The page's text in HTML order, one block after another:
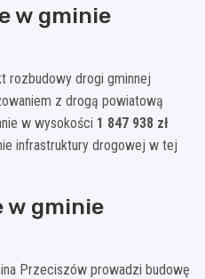
w gminie
rozbudowy drogi gminnej
z drogą powiatową
w wysokości 1 847 938 zł
infrastruktury drogowej w tej
w gminie
Przeciszów prowadzi budowę